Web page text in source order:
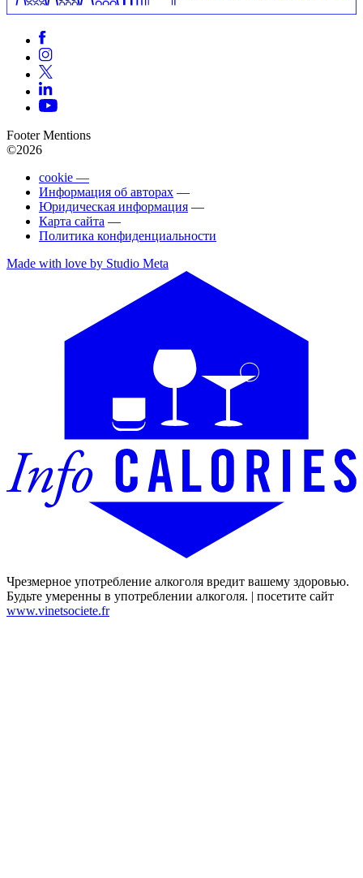
Footer Mentions
©2026
cookie —
Информация об авторах —
Юридическая информация —
Карта сайта —
Политика конфиденциальности
Made with love by Studio Meta
Чрезмерное употребление алкоголя вредит вашему здоровью.
Будьте умеренны в употреблении алкоголя. | посетите сайт
www.vinetsociete.fr